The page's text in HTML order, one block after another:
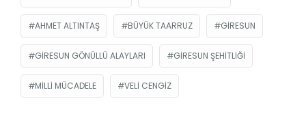
AHMET ALTINTAŞ BÜYÜK TAARRUZ GIRESUN
GIRESUN GÖNÜLLÜ ALAYLARI GIRESUN ŞEHITLIĞI
MILLI MÜCADELE VELI CENGIZ